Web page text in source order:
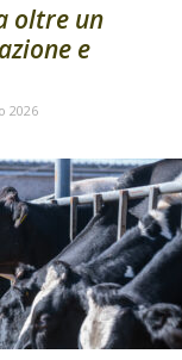
oltre un
e
2026